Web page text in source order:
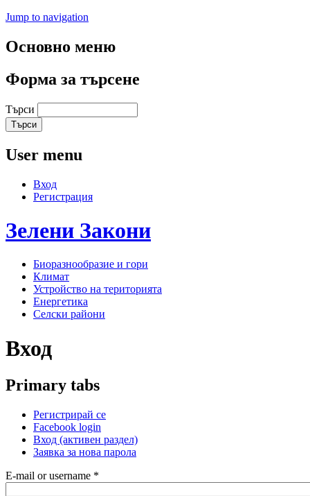
Jump to navigation
Основно меню
Форма за търсене
Търси
User menu
Вход
Регистрация
Зелени Закони
Биоразнообразие и гори
Климат
Устройство на територията
Енергетика
Селски райони
Вход
Primary tabs
Регистрирай се
Facebook login
Вход (активен раздел)
Заявка за нова парола
E-mail or username *